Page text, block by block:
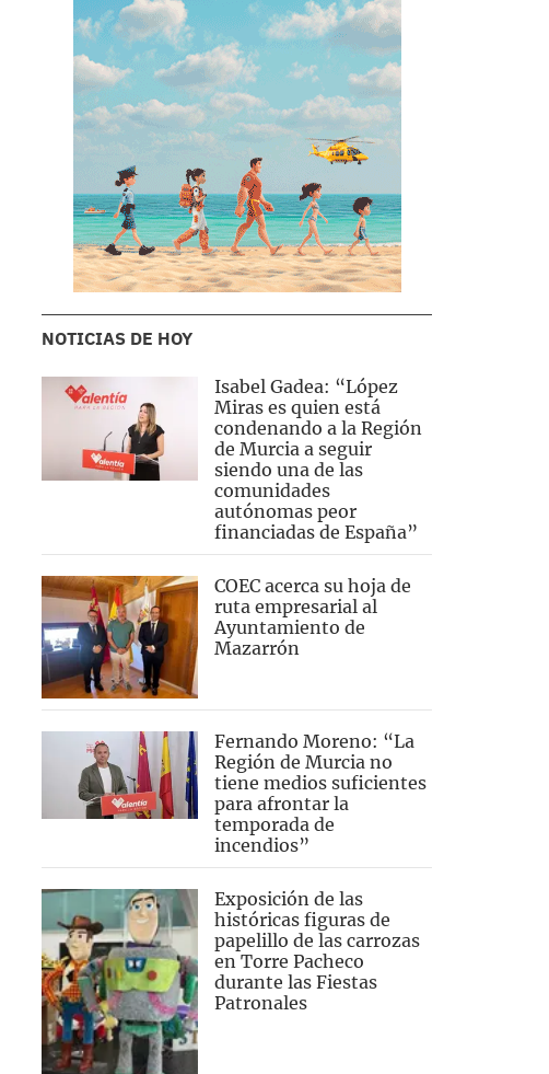
NOTICIAS DE HOY
Isabel Gadea: “López
Miras es quien está
condenando a la Región
de Murcia a seguir
siendo una de las
comunidades
autónomas peor
financiadas de España”
COEC acerca su hoja de
ruta empresarial al
Ayuntamiento de
Mazarrón
Fernando Moreno: “La
Región de Murcia no
tiene medios suficientes
para afrontar la
temporada de
incendios”
Exposición de las
históricas figuras de
papelillo de las carrozas
en Torre Pacheco
durante las Fiestas
Patronales